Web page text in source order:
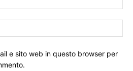
e sito web in questo browser per